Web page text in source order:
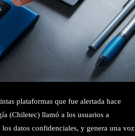
plataformas que fue alertada hace
(Chiletec) llamó a los usuarios a
datos confidenciales, y genera una voz